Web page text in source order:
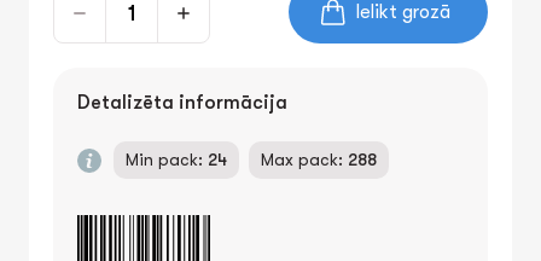
Ielikt grozā
Detalizēta informācija
Min pack: 24 Max pack: 288